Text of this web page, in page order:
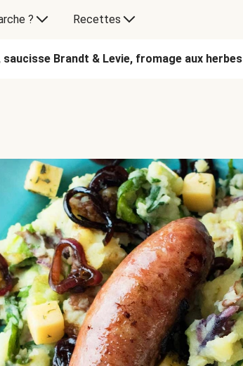
? Recettes
saucisse Brandt & Levie, fromage aux herbes